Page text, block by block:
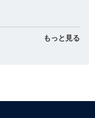
もっと見る